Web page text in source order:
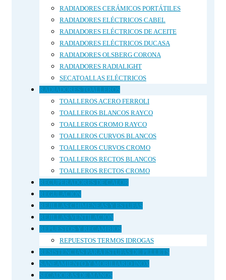
RADIADORES CERÁMICOS PORTÁTILES
RADIADORES ELÉCTRICOS CABEL
RADIADORES ELÉCTRICOS DE ACEITE
RADIADORES ELÉCTRICOS DUCASA
RADIADORES OLSBERG CORONA
RADIADORES RADIALIGHT
SECATOALLAS ELÉCTRICOS
RADIADORES TOALLEROS
TOALLEROS ACERO FERROLI
TOALLEROS BLANCOS RAYCO
TOALLEROS CROMO RAYCO
TOALLEROS CURVOS BLANCOS
TOALLEROS CURVOS CROMO
TOALLEROS RECTOS BLANCOS
TOALLEROS RECTOS CROMO
RECUPERADORES DE CALOR
REGULACIÓN
REJILLAS CHIMENEAS Y ESTUFAS
REJILLAS VENTILACIÓN
REPUESTOS Y RECAMBIOS
REPUESTOS TERMOS IDROGAS
RESISTENCIAS PARA ESTUFAS DE PELLETS
SANEAMIENTO Y MOBILIARIO INOX
SECADORAS DE MANOS